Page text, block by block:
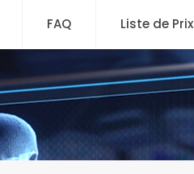
FAQ Liste de Prix